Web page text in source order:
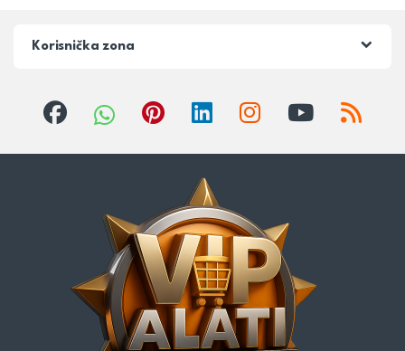
Korisnička zona